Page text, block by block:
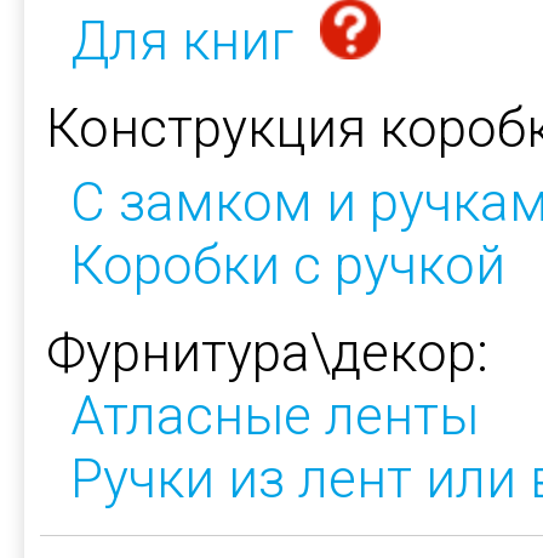
Для книг
Конструкция
C замком и
Коробки с ручкой
Фурнитура\декор:
Атласные ленты
Ручки из лент или